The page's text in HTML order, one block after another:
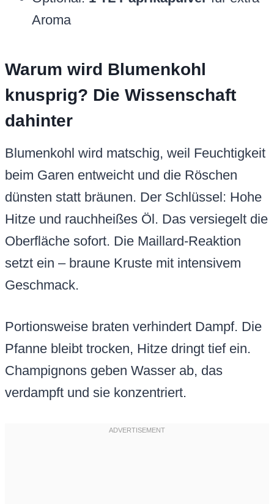
Aroma
Warum wird Blumenkohl
knusprig? Die Wissenschaft
dahinter
Blumenkohl wird matschig, weil Feuchtigkeit
beim Garen entweicht und die Röschen
dünsten statt bräunen. Der Schlüssel: Hohe
Hitze und rauchheißes Öl. Das versiegelt die
Oberfläche sofort. Die Maillard-Reaktion
setzt ein – braune Kruste mit intensivem
Geschmack.
Portionsweise braten verhindert Dampf. Die
Pfanne bleibt trocken, Hitze dringt tief ein.
Champignons geben Wasser ab, das
verdampft und sie konzentriert.